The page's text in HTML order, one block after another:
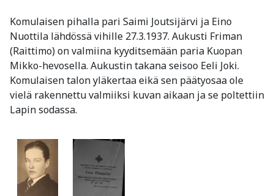
Komulaisen pihalla pari Saimi Joutsijärvi ja Eino
Nuottila lähdössä vihille 27.3.1937. Aukusti Friman
(Raittimo) on valmiina kyyditsemään paria Kuopan
Mikko-hevosella. Aukustin takana seisoo Eeli Joki.
Komulaisen talon yläkertaa eikä sen päätyosaa ole
vielä rakennettu valmiiksi kuvan aikaan ja se poltettiin
Lapin sodassa.